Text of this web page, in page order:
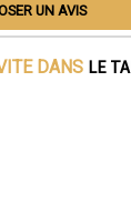
UN AVIS
DANS LE